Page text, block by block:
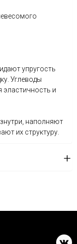
упругость
Углеводы
и
наполняют
их структуру.